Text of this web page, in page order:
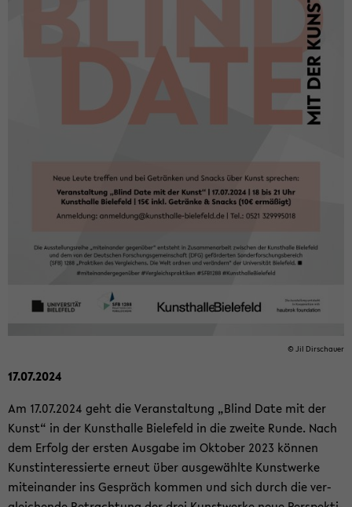
© Jil Dir­schau­er
17.07.2024
Am 17.07.2024 geht die Ver­an­stal­tung „Blind Date mit der
Kunst“ in der Kunst­hal­le Bie­le­feld in die zwei­te Runde. Nach
dem Er­folg der ers­ten Aus­ga­be im Ok­to­ber 2023 kön­nen
Kunst­in­ter­es­sier­te er­neut über aus­ge­wähl­te Kunst­wer­ke
mit­ein­an­der ins Ge­spräch kom­men und sich durch die ver­